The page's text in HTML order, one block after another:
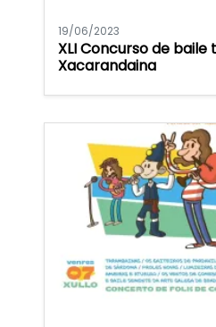
19/06/2023
XLI Concurso de baile
Xacarandaina